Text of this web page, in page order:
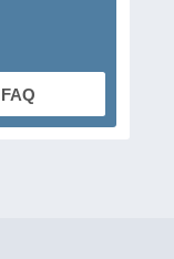
FAQ